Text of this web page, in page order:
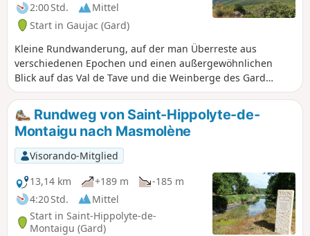
2:00 Std.
Mittel
Start in Gaujac (Gard)
Kleine Rundwanderung, auf der man Überreste aus
verschiedenen Epochen und einen außergewöhnlichen
Blick auf das Val de Tave und die Weinberge des Gard
entdecken kann. Antike und Mittelalter liegen hier
tatsächlich Seite an Seite und machen diesen Ort zu etwas
ganz Besonderem.
Rundweg von Saint-Hippolyte-de-
Montaigu nach Masmolène
Visorando-Mitglied
13,14 km
+189 m
-185 m
4:20 Std.
Mittel
Start in Saint-Hippolyte-de-
Montaigu (Gard)